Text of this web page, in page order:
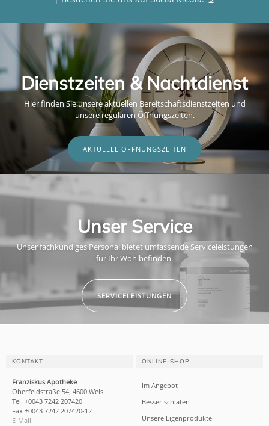
Dienstzeiten & Nachtdienst
Hier finden Sie unsere aktuellen Bereitschaftsdienstzeiten und
unsere regulären Öffnungszeiten.
AKTUELLE ÖFFNUNGSZEITEN
Unser Service
Unser fachkundiges Personal bietet umfassende Serviceleistungen
für Ihr Wohlbefinden.
SERVICELEISTUNGEN
KONTAKT
Franziskus Apotheke
Oberfeldstraße 54, 4600 Wels
Tel. +0043 7242 207420
Fax +0043 7242 207420-12
E-Mail
ONLINE-SHOP
Im Angebot
Besser schlafen
Unsere Eigenprodukte